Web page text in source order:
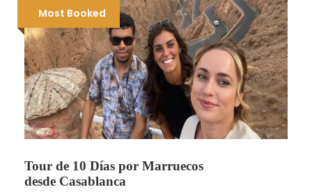
Most Booked
Tour de 10 Días por Marruecos
desde Casablanca